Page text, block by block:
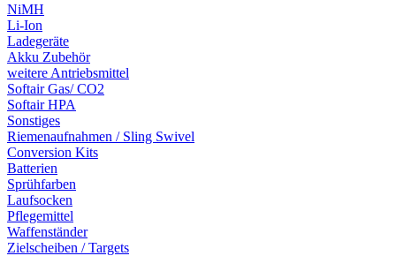
NiMH
Li-Ion
Ladegeräte
Akku Zubehör
weitere Antriebsmittel
Softair Gas/ CO2
Softair HPA
Sonstiges
Riemenaufnahmen / Sling Swivel
Conversion Kits
Batterien
Sprühfarben
Laufsocken
Pflegemittel
Waffenständer
Zielscheiben / Targets